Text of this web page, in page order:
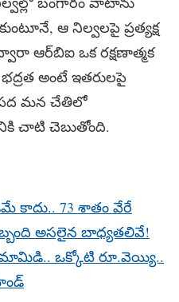
ఆ నిల్వలపై ప్రత్యక్ష
ఆర్‌బిఐ ఒక రక్షణాత్మక
అంటే ఇతరులపై
మన చేతిలో
చాటి చెబుతోంది.
కాదు.. 73 శాతం వేరే
అసలైన బాధ్యతలివే!
మామిడి.. ఒక్కోటి రూ.వెయ్యి..